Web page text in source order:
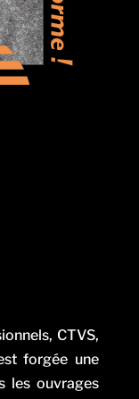
CTVS,
forgée une
les ouvrages